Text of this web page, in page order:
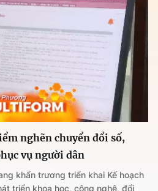
nghẽn chuyển đổi số,
vụ người dân
khẩn trương triển khai Kế hoạch
triển khoa học, công nghệ, đổi